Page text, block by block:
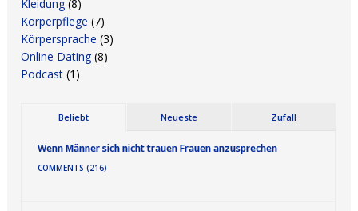
Kleidung (8)
Körperpflege (7)
Körpersprache (3)
Online Dating (8)
Podcast (1)
Beliebt Neueste Zufall
Wenn Männer sich nicht trauen Frauen anzusprechen
COMMENTS (216)